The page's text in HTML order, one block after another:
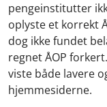
pengeinstitutter
oplyste et korrekt
dog ikke fundet
regnet ÅOP
viste både lavere
hjemmesiderne.